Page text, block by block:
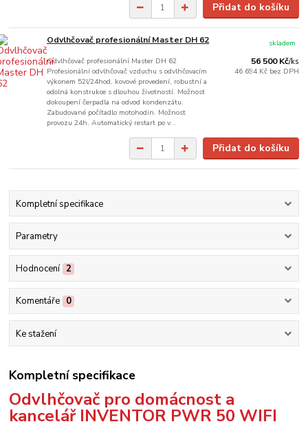
Přidat do košíku
Odvlhčovač profesionální Master DH 62
Odvlhčovač profesionální Master DH 62
Profesionální odvlhčovač vzduchu s odvlhčovacím
výkonem 52l/24hod, kovové provedení, robustní a
odolná konstrukce s dlouhou životností. Možnost
dokoupení čerpadla na odvod kondenzátu.
Zabudované počítadlo motohodin. Možnost
provozu 24h. Automatický restart po v...
56 500 Kč/ks
46 694 Kč bez DPH
skladem
Přidat do košíku
Kompletní specifikace
Parametry
Hodnocení 2
Komentáře 0
Ke stažení
Kompletní specifikace
Odvlhčovač pro domácnost a
kancelář INVENTOR PWR 50 WIFI